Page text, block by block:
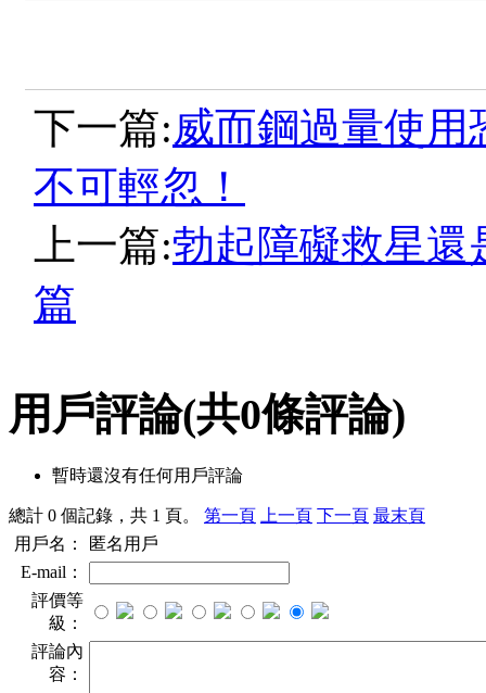
下一篇:威而鋼過量使
不可輕忽！
上一篇:勃起障礙救星還
篇
用戶評論(共0條評論)
暫時還沒有任何用戶評論
總計 0 個記錄，共 1 頁。 第一頁 上一頁 下一頁 最末頁
用戶名：
匿名用戶
E-mail：
評價等
級：
評論內
容：